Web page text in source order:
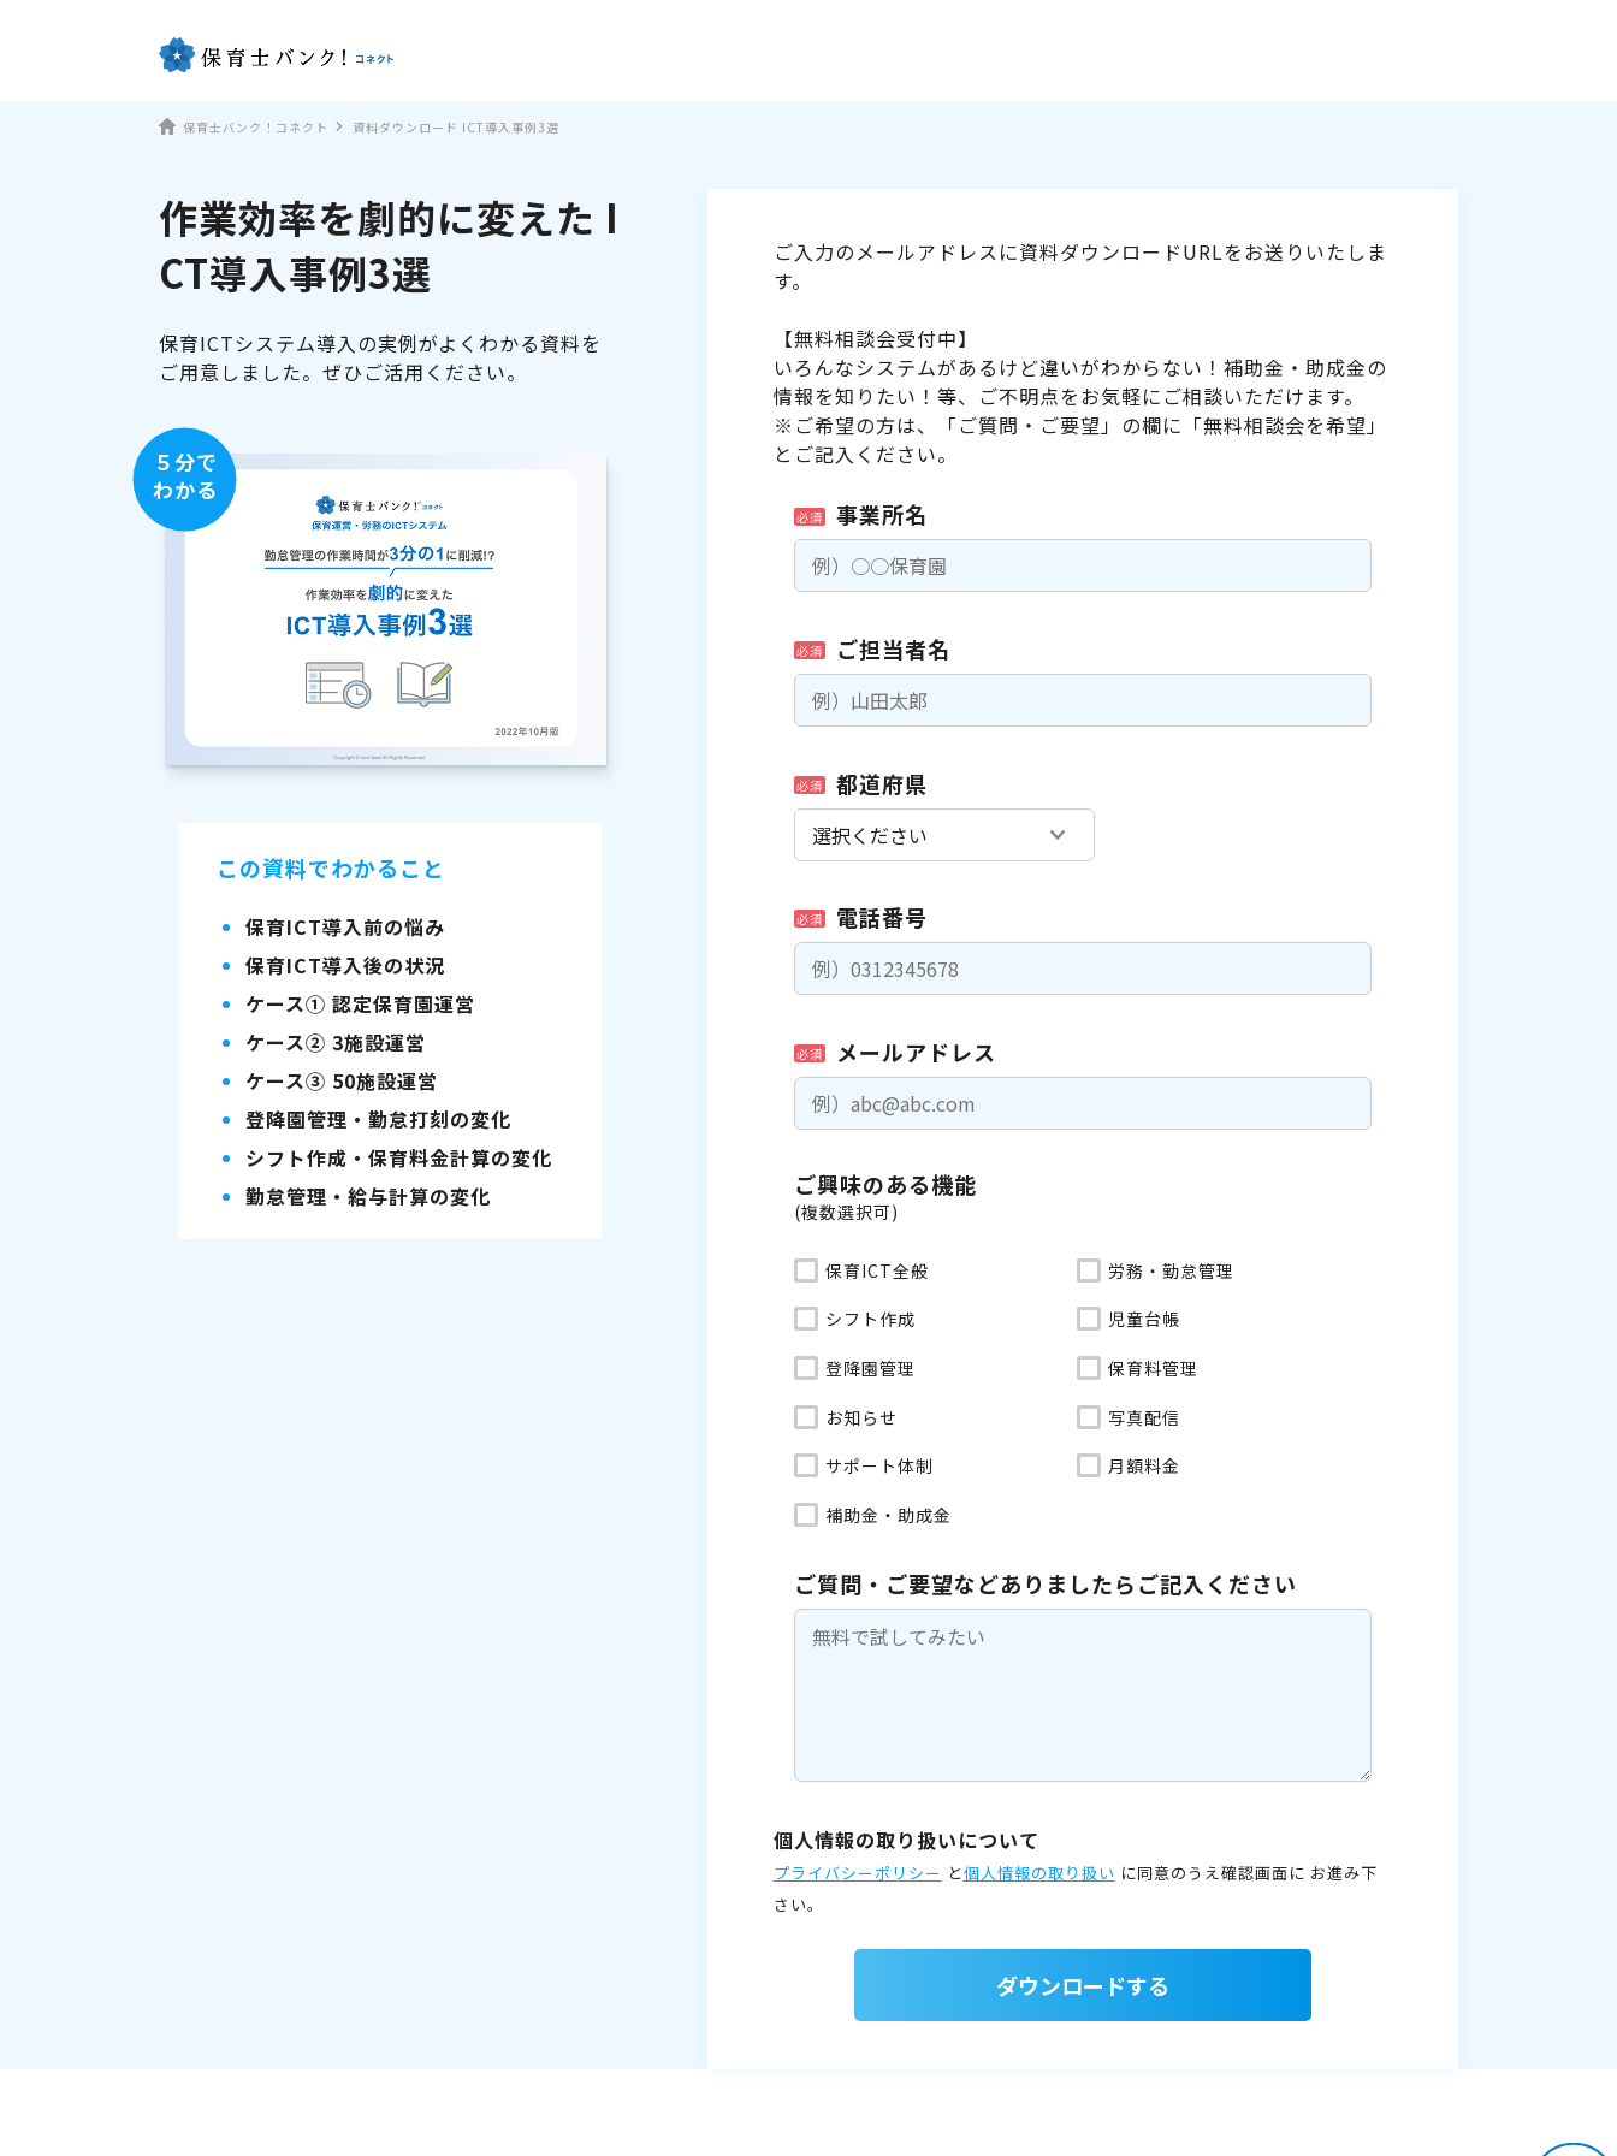
保育士バンク！コネクト 資料ダウンロード ICT導入事例3選
作業効率を劇的に変えた I
CT導入事例3選
保育ICTシステム導入の実例がよくわかる資料を
ご用意しました。ぜひご活用ください。
５分で
わかる
この資料でわかること
保育ICT導入前の悩み
保育ICT導入後の状況
ケース① 認定保育園運営
ケース② 3施設運営
ケース③ 50施設運営
登降園管理・勤怠打刻の変化
シフト作成・保育料金計算の変化
勤怠管理・給与計算の変化
ご入力のメールアドレスに資料ダウンロードURLをお送りいたしま
す。
【無料相談会受付中】
いろんなシステムがあるけど違いがわからない！補助金・助成金の
情報を知りたい！等、ご不明点をお気軽にご相談いただけます。
※ご希望の方は、「ご質問・ご要望」の欄に「無料相談会を希望」
とご記入ください。
必須 事業所名
必須 ご担当者名
必須 都道府県
必須 電話番号
必須 メールアドレス
ご興味のある機能
(複数選択可)
保育ICT全般 労務・勤怠管理
シフト作成 児童台帳
登降園管理 保育料管理
お知らせ 写真配信
サポート体制 月額料金
補助金・助成金
ご質問・ご要望などありましたらご記入ください
個人情報の取り扱いについて
プライバシーポリシー と個人情報の取り扱い に同意のうえ確認画面に お進み下
さい。
ダウンロードする